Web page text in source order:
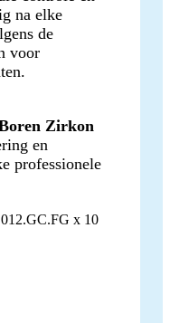
na elke
de
voor
Zirkon
en
professionele
x 10